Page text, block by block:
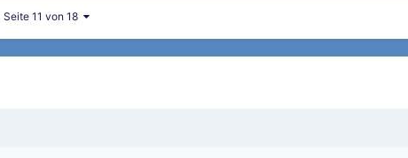
Seite 11 von 18